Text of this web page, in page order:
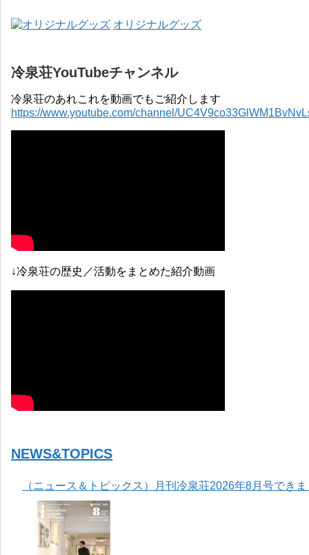
オリジナルグッズ
冷泉荘YouTubeチャンネル
冷泉荘のあれこれを動画でもご紹介します
https://www.youtube.com/channel/
↓冷泉荘の歴史／活動をまとめた紹介動画
NEWS&TOPICS
（ニュース＆トピックス）月刊冷泉荘2026年8月号でき